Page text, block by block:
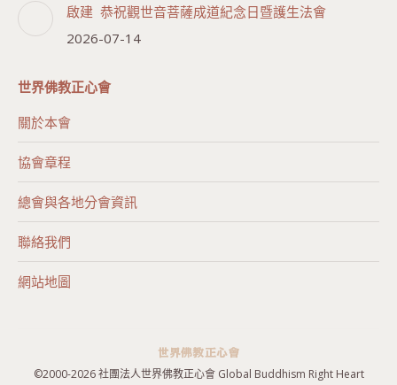
啟建 恭祝觀世音菩薩成道紀念日暨護生法會
2026-07-14
世界佛教正心會
關於本會
協會章程
總會與各地分會資訊
聯絡我們
網站地圖
©2000-2026 社團法人世界佛教正心會 Global Buddhism Right Heart